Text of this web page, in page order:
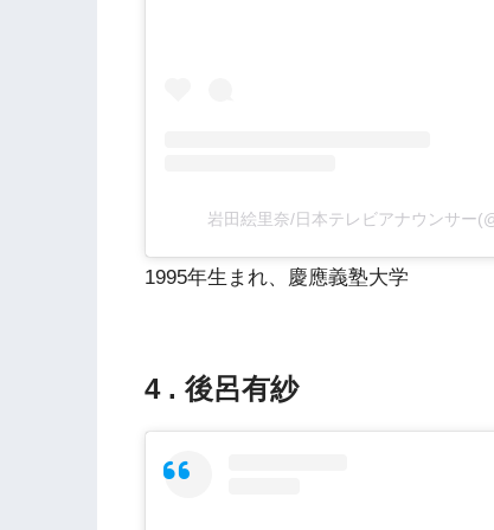
岩田絵里奈/日本テレビアナウンサー
1995年生まれ、慶應義塾大学
4 . 後呂有紗